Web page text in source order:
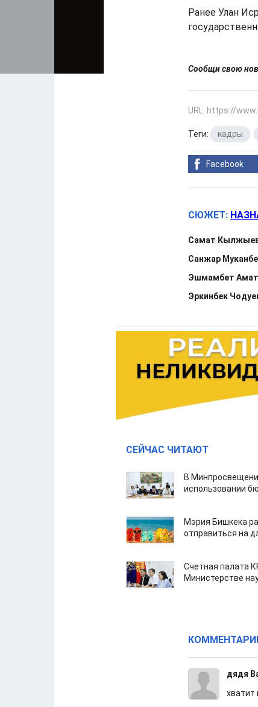
Ранее Улан
Сообщи свою
URL: https://
Теги: кадры
Facebook
СЮЖЕТ:
Самат Кылжыев
Санжар
Эшмамбет
Эркинбек
СЕЙЧАС ЧИТАЮТ
В
использовании
Мэрия Бишкека
отправиться на
Счетная палата
Министерстве
дядя
хватит